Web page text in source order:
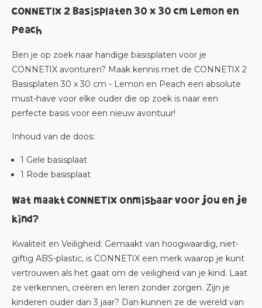
CONNETIX 2 Basisplaten 30 x 30 cm Lemon en
Peach
Ben je op zoek naar handige basisplaten voor je
CONNETIX avonturen? Maak kennis met de CONNETIX 2
Basisplaten 30 x 30 cm - Lemon en Peach een absolute
must-have voor elke ouder die op zoek is naar een
perfecte basis voor een nieuw avontuur!
Inhoud van de doos:
1 Gele basisplaat
1 Rode basisplaat
Wat maakt CONNETIX onmisbaar voor jou en je
kind?
Kwaliteit en Veiligheid: Gemaakt van hoogwaardig, niet-
giftig ABS-plastic, is CONNETIX een merk waarop je kunt
vertrouwen als het gaat om de veiligheid van je kind. Laat
ze verkennen, creëren en leren zonder zorgen. Zijn je
kinderen ouder dan 3 jaar? Dan kunnen ze de wereld van